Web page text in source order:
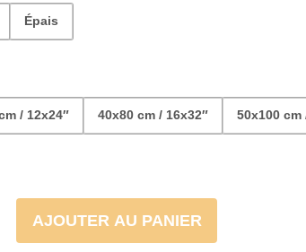
Épais
/ 12x24″ 40x80 cm / 16x32″ 50x100 cm
AJOUTER AU PANIER